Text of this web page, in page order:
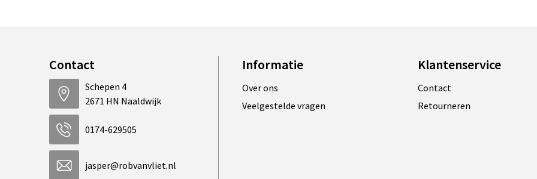
Contact
Schepen 4
2671 HN Naaldwijk
0174-629505
jasper@robvanvliet.nl
Informatie
Over ons
Veelgestelde vragen
Klantenservice
Contact
Retourneren